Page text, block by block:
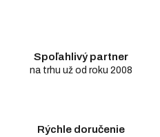
Spoľahlivý partner
na trhu už od roku 2008
Rýchle doručenie